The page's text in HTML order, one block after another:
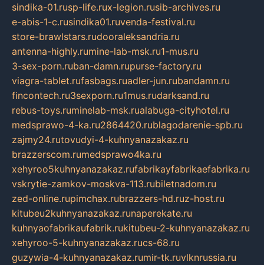
sindika-01.rusp-life.rux-legion.rusib-archives.ru
e-abis-1-c.rusindika01.ruvenda-festival.ru
store-brawlstars.rudooraleksandria.ru
antenna-highly.rumine-lab-msk.ru1-mus.ru
3-sex-porn.ruban-damn.rupurse-factory.ru
viagra-tablet.rufasbags.ruadler-jun.rubandamn.ru
fincontech.ru3sexporn.ru1mus.rudarksand.ru
rebus-toys.ruminelab-msk.rualabuga-cityhotel.ru
medsprawo-4-ka.ru2864420.rublagodarenie-spb.ru
zajmy24.rutovudyi-4-kuhnyanazakaz.ru
brazzerscom.rumedsprawo4ka.ru
xehyroo5kuhnyanazakaz.rufabrikayfabrikaefabrika.ru
vskrytie-zamkov-moskva-113.rubiletnadom.ru
zed-online.rupimchax.rubrazzers-hd.ruz-host.ru
kitubeu2kuhnyanazakaz.runaperekate.ru
kuhnyaofabrikaufabrik.rukitubeu-2-kuhnyanazakaz.ru
xehyroo-5-kuhnyanazakaz.rucs-68.ru
guzywia-4-kuhnyanazakaz.rumir-tk.ruvlknrussia.ru